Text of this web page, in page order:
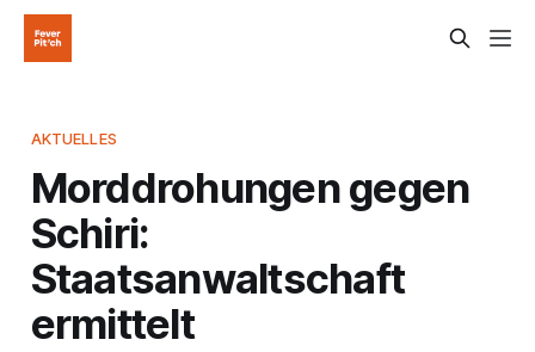
AKTUELLES
Morddrohungen gegen
Schiri:
Staatsanwaltschaft
ermittelt